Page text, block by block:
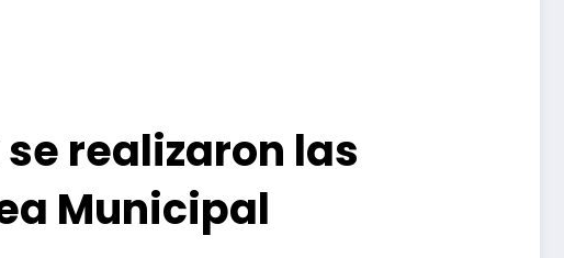
se realizaron las
Municipal